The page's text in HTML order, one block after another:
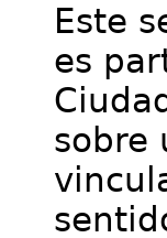
Este
es
sobre